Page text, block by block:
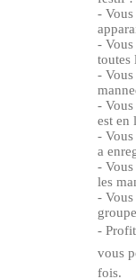
-
-
toutes
-
-
est en
-
a
-
les
-
-
vous
fois.